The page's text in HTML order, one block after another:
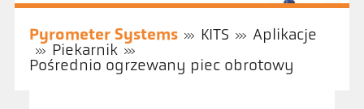
Pyrometer Systems KITS
Aplikacje
Piekarnik
Pośrednio ogrzewany piec obrotowy